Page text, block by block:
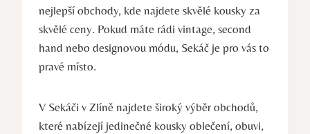
nejlepší obchody, kde najdete skvělé kousky za
skvělé ceny. Pokud máte rádi vintage, second
hand nebo designovou módu, Sekáč je pro vás to
pravé místo.
V Sekáči v Zlíně najdete široký výběr obchodů,
které nabízejí jedinečné kousky oblečení, obuvi,